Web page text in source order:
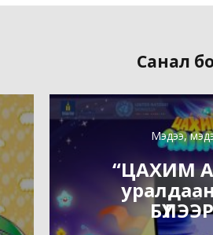
Санал
Мэдээ,
“ЦАХИМ